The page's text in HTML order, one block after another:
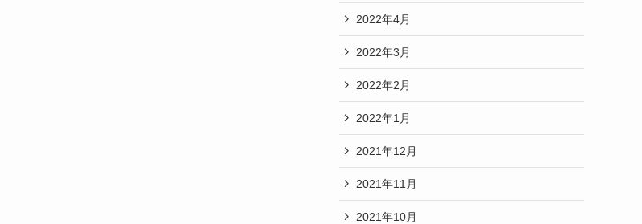
2022年4月
2022年3月
2022年2月
2022年1月
2021年12月
2021年11月
2021年10月